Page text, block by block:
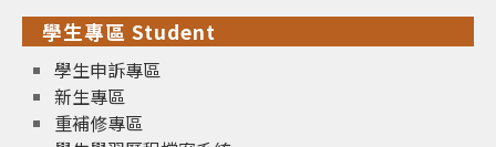
學生專區 Student
學生申訴專區
新生專區
重補修專區